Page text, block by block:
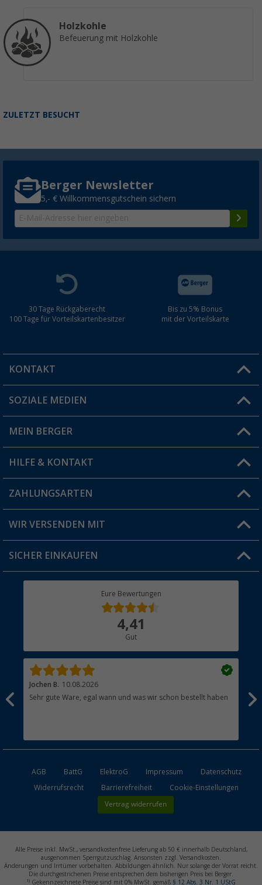
Holzkohle
Befeuerung mit Holzkohle
ZULETZT BESUCHT
Berger Newsletter
5,- € Willkommensgutschein sichern
30 Tage Rückgaberecht
100 Tage für Vorteilskartenbesitzer
Bis zu 5% Bonus
mit der Vorteilskarte
KONTAKT
Du hast eine Frage?
Filiale finden
SOZIALE MEDIEN
MEIN BERGER
Vorteilskarte
Blog
Jobs & Karriere
HILFE & KONTAKT
FAQ & Kontakt
Versandinformationen
Rücksendung
ZAHLUNGSARTEN
WIR VERSENDEN MIT
SICHER EINKAUFEN
Eure Bewertungen
4,41
Gut
Jochen B. 10.08.2026
Sehr gute Ware, egal wann und was wir schon bestellt haben
AGB BattG ElektroG Impressum
Datenschutz
Widerrufsrecht
Barrierefreiheit Cookie-Einstellungen
Vertrag widerrufen
Alle Preise inkl. MwSt., versandkostenfreie Lieferung ab 50 € innerhalb Deutschland,
ausgenommen Sperrgutzuschlag. Ansonsten zzgl. Versandkosten.
Änderungen und Irrtümer vorbehalten. Abbildungen ähnlich. Nur solange der Vorrat reicht.
Die durchgestrichenen Preise entsprechen dem bisherigen Preis bei Berger.
1) Gekennzeichnete Preise sind mit 0% MwSt. gemäß § 12 Abs. 3 Nr. 1 UStG